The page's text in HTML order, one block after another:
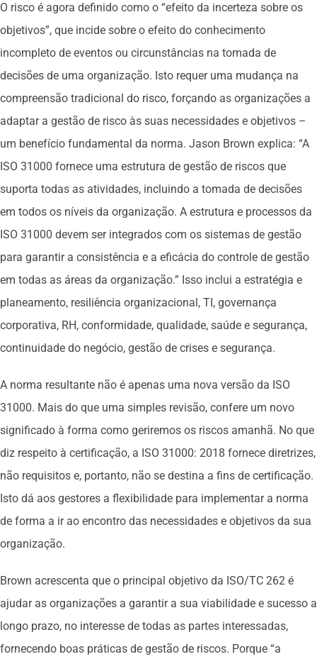
O risco é agora definido como o “efeito da incerteza sobre os
objetivos”, que incide sobre o efeito do conhecimento
incompleto de eventos ou circunstâncias na tomada de
decisões de uma organização. Isto requer uma mudança na
compreensão tradicional do risco, forçando as organizações a
adaptar a gestão de risco às suas necessidades e objetivos –
um benefício fundamental da norma. Jason Brown explica: “A
ISO 31000 fornece uma estrutura de gestão de riscos que
suporta todas as atividades, incluindo a tomada de decisões
em todos os níveis da organização. A estrutura e processos da
ISO 31000 devem ser integrados com os sistemas de gestão
para garantir a consistência e a eficácia do controle de gestão
em todas as áreas da organização.” Isso inclui a estratégia e
planeamento, resiliência organizacional, TI, governança
corporativa, RH, conformidade, qualidade, saúde e segurança,
continuidade do negócio, gestão de crises e segurança.
A norma resultante não é apenas uma nova versão da ISO
31000. Mais do que uma simples revisão, confere um novo
significado à forma como geriremos os riscos amanhã. No que
diz respeito à certificação, a ISO 31000: 2018 fornece diretrizes,
não requisitos e, portanto, não se destina a fins de certificação.
Isto dá aos gestores a flexibilidade para implementar a norma
de forma a ir ao encontro das necessidades e objetivos da sua
organização.
Brown acrescenta que o principal objetivo da ISO/TC 262 é
ajudar as organizações a garantir a sua viabilidade e sucesso a
longo prazo, no interesse de todas as partes interessadas,
fornecendo boas práticas de gestão de riscos. Porque “a